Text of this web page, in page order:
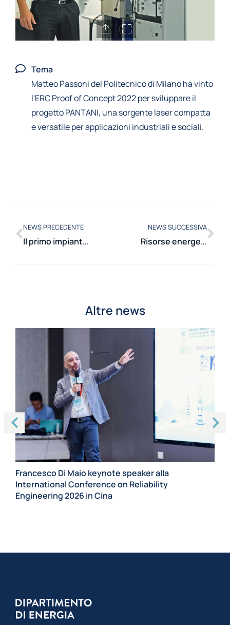
Tema
Matteo Passoni del Politecnico di Milano ha vinto
l'ERC Proof of Concept 2022 per sviluppare il
progetto PANTANI, una sorgente laser compatta
e versatile per applicazioni industriali e sociali.
NEWS PRECEDENTE
Il primo impianto a sCO2 in Europa grazie al progetto CO2OLHEAT
NEWS SUCCESSIVA
Risorse energetiche: una serie di lezioni del Politecnico ad Addis Abeba
Altre news
Francesco Di Maio keynote speaker alla
International Conference on Reliability
Engineering 2026 in Cina